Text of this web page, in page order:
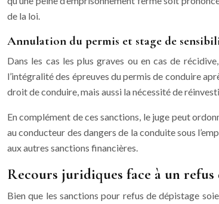
de la loi.
Annulation du permis et stage de
Dans les cas les plus graves ou en cas de
l’intégralité des épreuves du permis de conduire
droit de conduire, mais aussi la nécessité de
En complément de ces sanctions, le juge peut
au conducteur des dangers de la conduite sous
aux autres sanctions financières.
Recours juridiques face à un refus
Bien que les sanctions pour refus de dépistage